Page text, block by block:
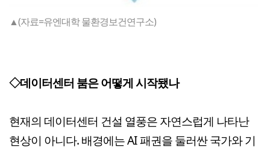
▲(자료=유엔대학 물환경보건연구소)
◇데이터센터 붐은 어떻게 시작됐나
현재의 데이터센터 건설 열풍은 자연스럽게 나타난
현상이 아니다. 배경에는 AI 패권을 둘러싼 국가와 기